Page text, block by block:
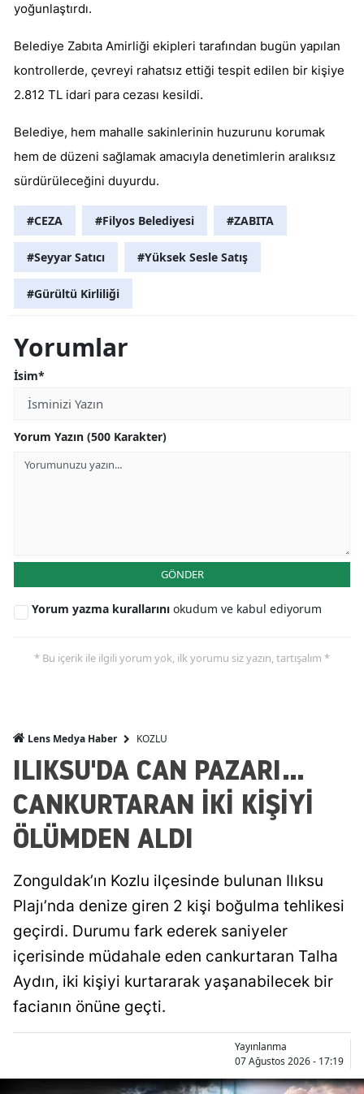
yoğunlaştırdı.
Belediye Zabıta Amirliği ekipleri tarafından bugün yapılan
kontrollerde, çevreyi rahatsız ettiği tespit edilen bir kişiye
2.812 TL idari para cezası kesildi.
Belediye, hem mahalle sakinlerinin huzurunu korumak
hem de düzeni sağlamak amacıyla denetimlerin aralıksız
sürdürüleceğini duyurdu.
#CEZA #Filyos Belediyesi #ZABITA
#Seyyar Satıcı #Yüksek Sesle Satış
#Gürültü Kirliliği
Yorumlar
İsim*
Yorum Yazın (500 Karakter)
GÖNDER
Yorum yazma kurallarını okudum ve kabul ediyorum
* Bu içerik ile ilgili yorum yok, ilk yorumu siz yazın, tartışalım *
Lens Medya Haber KOZLU
ILIKSU'DA CAN PAZARI...
CANKURTARAN İKİ KİŞİYİ
ÖLÜMDEN ALDI
Zonguldak’ın Kozlu ilçesinde bulunan Ilıksu
Plajı’nda denize giren 2 kişi boğulma tehlikesi
geçirdi. Durumu fark ederek saniyeler
içerisinde müdahale eden cankurtaran Talha
Aydın, iki kişiyi kurtararak yaşanabilecek bir
facianın önüne geçti.
Yayınlanma
07 Ağustos 2026 - 17:19